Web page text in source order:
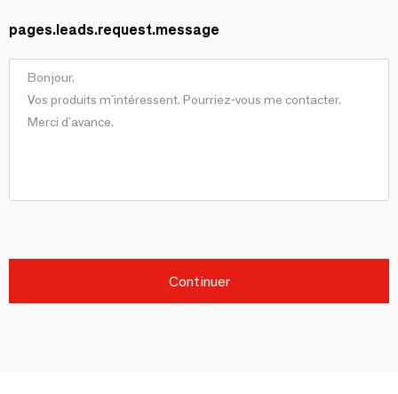
pages.leads.request.message
Continuer